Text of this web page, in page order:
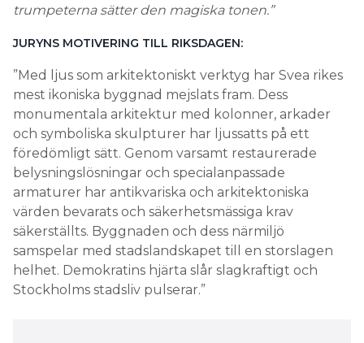
trumpeterna sätter den magiska tonen.”
JURYNS MOTIVERING TILL RIKSDAGEN:
”Med ljus som arkitektoniskt verktyg har Svea rikes
mest ikoniska byggnad mejslats fram. Dess
monumentala arkitektur med kolonner, arkader
och symboliska skulpturer har ljussatts på ett
föredömligt sätt. Genom varsamt restaurerade
belysningslösningar och specialanpassade
armaturer har antikvariska och arkitektoniska
värden bevarats och säkerhetsmässiga krav
säkerställts. Byggnaden och dess närmiljö
samspelar med stadslandskapet till en storslagen
helhet. Demokratins hjärta slår slagkraftigt och
Stockholms stadsliv pulserar.”